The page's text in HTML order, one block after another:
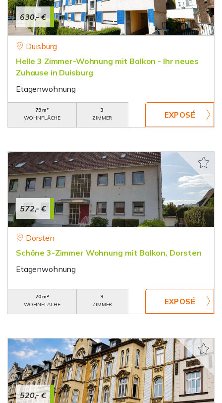
630,- €
Duisburg
Helle 3 Zimmer-Wohnung mit Balkon - Ihr neues
Zuhause in Duisburg
Etagenwohnung
79 m²
WOHNFLÄCHE
3
ZIMMER
572,- €
Dorsten
Schöne 3-Zimmer Wohnung mit Balkon, Dorsten
Etagenwohnung
70 m²
WOHNFLÄCHE
3
ZIMMER
520,- €